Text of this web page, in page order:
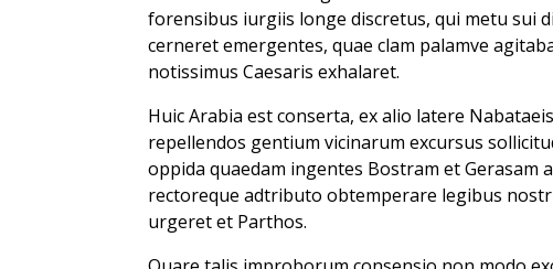
forensibus iurgiis longe discretus, qui metu sui
cerneret emergentes, quae clam palamve
notissimus Caesaris exhalaret.
Huic Arabia est conserta, ex alio latere
repellendos gentium vicinarum excursus
oppida quaedam ingentes Bostram et
rectoreque adtributo obtemperare legibus
urgeret et Parthos.